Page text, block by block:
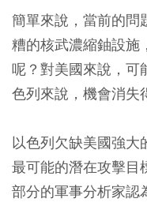
簡單來說，當前的問
糟的核武濃縮鈾設施
呢？對美國來說，
色列來說，機會消失
以色列欠缺美國強大
最可能的潛在攻擊目
部分的軍事分析家認